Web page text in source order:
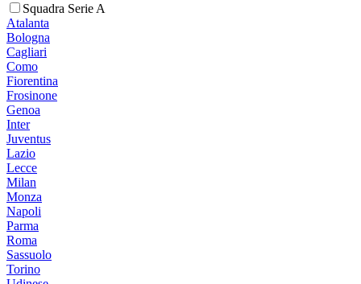
Squadra Serie A
Atalanta
Bologna
Cagliari
Como
Fiorentina
Frosinone
Genoa
Inter
Juventus
Lazio
Lecce
Milan
Monza
Napoli
Parma
Roma
Sassuolo
Torino